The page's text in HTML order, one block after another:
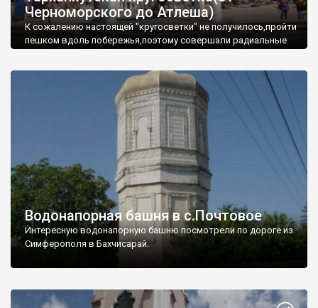
Черноморского до Атлеша)
К сожалению настоящей "кругосветки" не получилось,пройти
пешком вдоль побережья,поэтому совершали радиальные
Водонапорная башня в с.Почтовое
Интересную водонапорную башню посмотрели по дороге из
Симферополя в Бахчисарай.